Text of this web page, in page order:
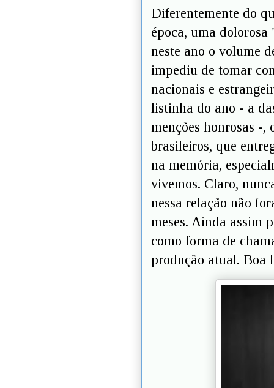
Diferentemente do
época, uma
neste ano o volume
impediu de tomar
nacionais e
listinha do ano - a
menções honrosas -
brasileiros, que
na memória,
vivemos. Claro,
nessa relação não
meses. Ainda assim
como forma de
produção atual. Boa